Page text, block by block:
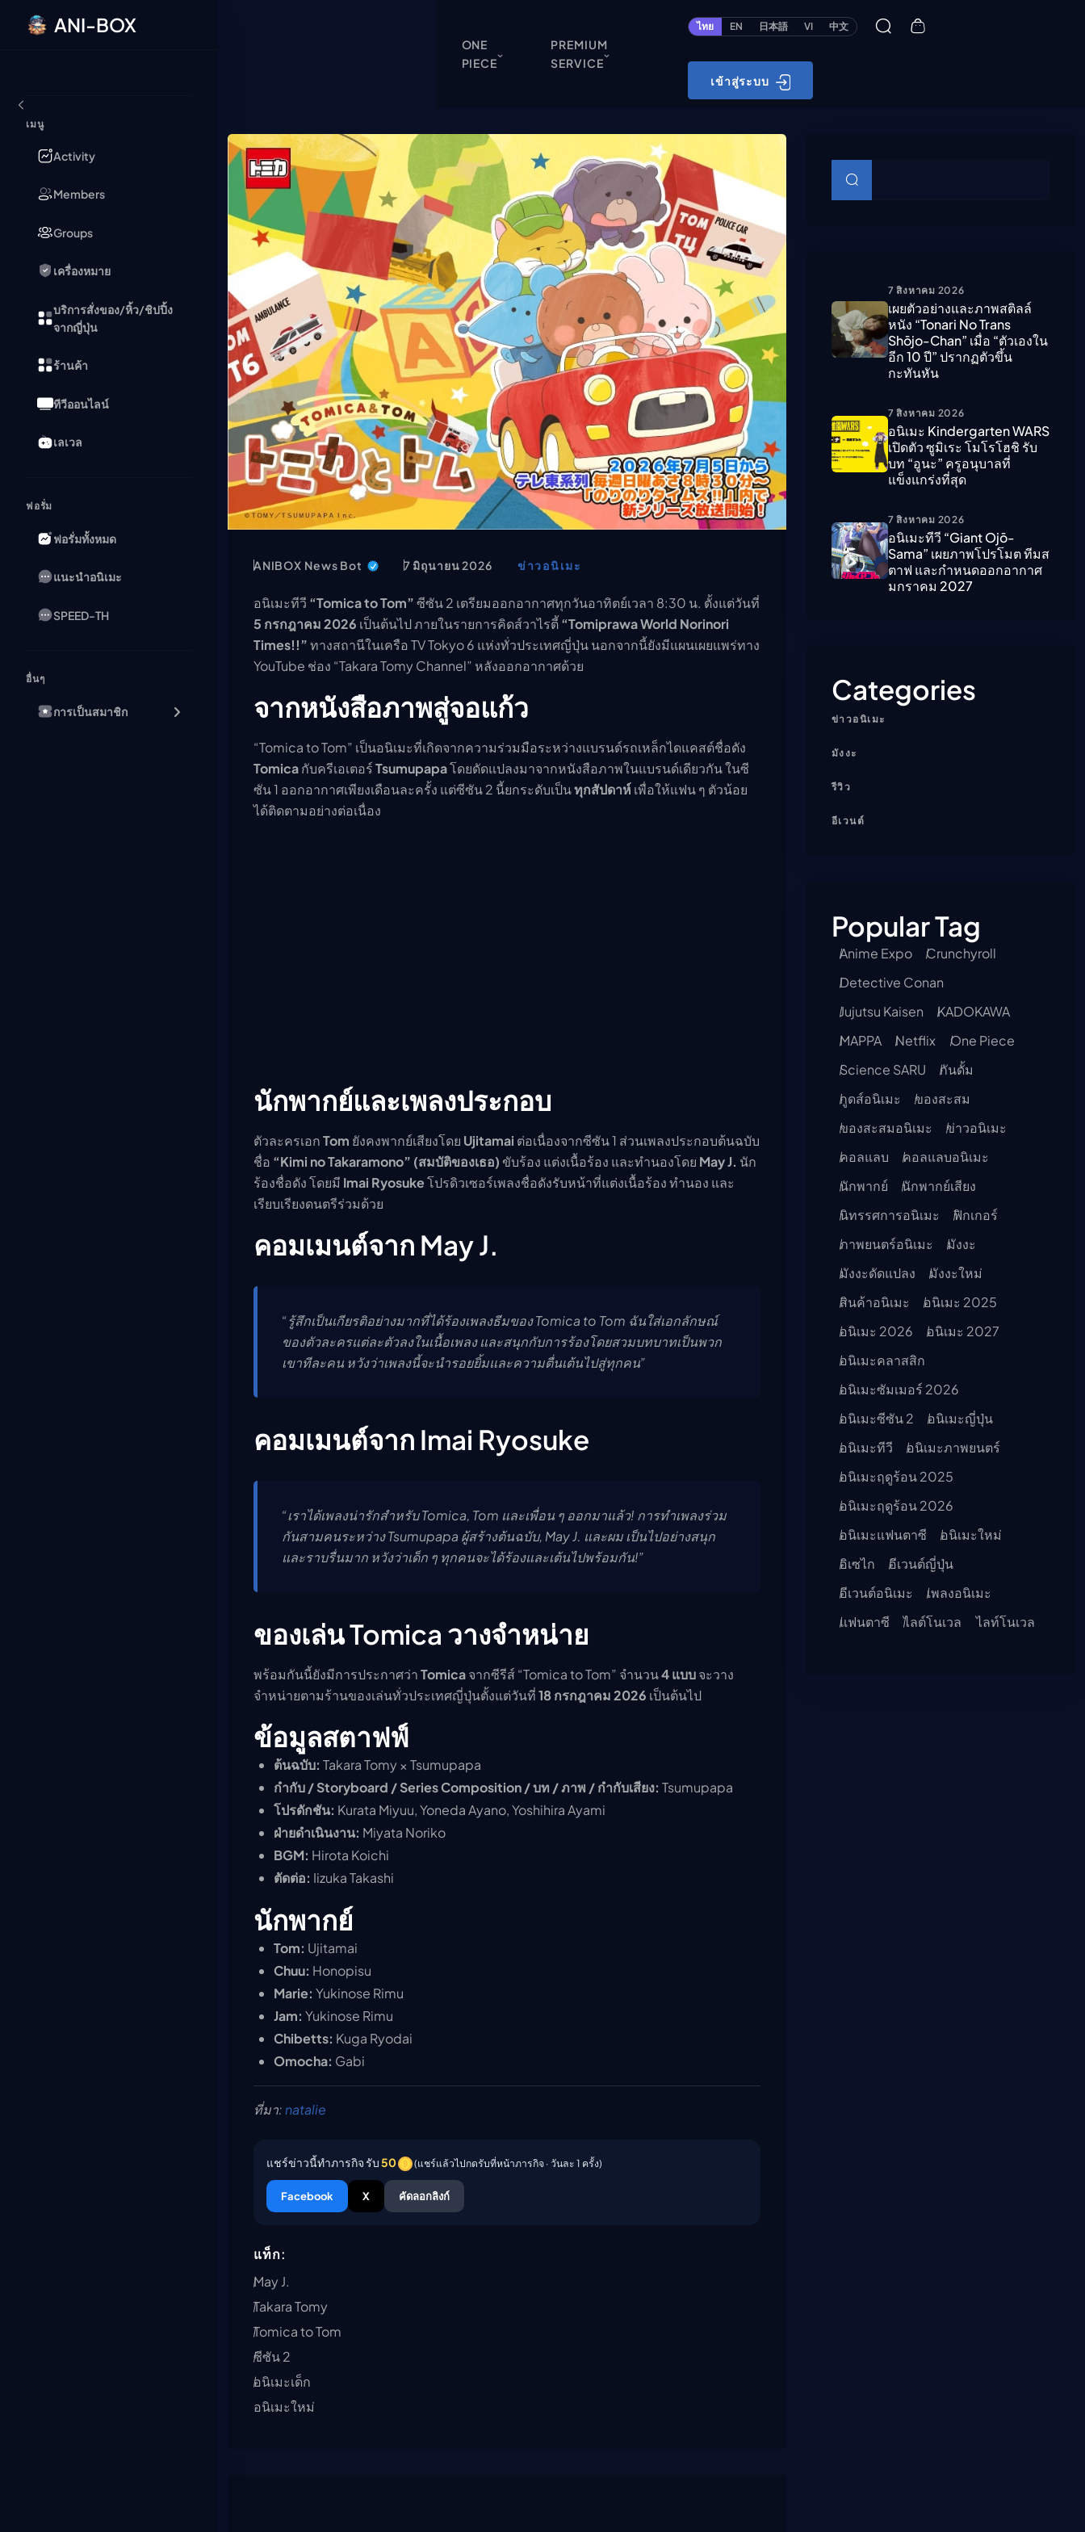
ข้ามไปยังเนื้อหา
ANI-BOX
เมนู
Activity
Members
Groups
เครื่องหมาย
บริการสั่งของ/หิ้ว/ชิปปิ้ง
จากญี่ปุ่น
ร้านค้า
ทีวีออนไลน์
เลเวล
ฟอรั่ม
ฟอรั่มทั้งหมด
แนะนำอนิเมะ
SPEED-TH
อื่นๆ
การเป็นสมาชิก
ONE
PIECE
PREMIUM
SERVICE
ไทย EN 日本語 VI 中文
เข้าสู่ระบบ
Cardlist
Collection
Deck Builder
My-Collection
Deck Library
Deck Share
PREMIUM SERVICE
ทีวีออนไลน์
แนะนำรายการทีวี
อนิเมะ
ตารางออกอากาศอนิเมะ (คืนนี้)
ตารางออกอากาศอนิเมะ
ANIBOX News Bot 7 มิถุนายน 2026 ข่าวอนิเมะ
อนิเมะทีวี “Tomica to Tom”ซีซัน 2 เตรียมออกอากาศทุกวันอาทิตย์เวลา 8:30 น. ตั้งแต่วันที่
5 กรกฎาคม 2026 เป็นต้นไป ภายในรายการคิดส์วาไรตี้“Tomiprawa World Norinori
Times!!”ทางสถานีในเครือ TV Tokyo 6 แห่งทั่วประเทศญี่ปุ่น นอกจากนี้ยังมีแผนเผยแพร่ทาง
YouTube ช่อง “Takara Tomy Channel” หลังออกอากาศด้วย
จากหนังสือภาพสู่จอแก้ว
“Tomica to Tom” เป็นอนิเมะที่เกิดจากความร่วมมือระหว่างแบรนด์รถเหล็กไดแคสต์ชื่อดัง
Tomicaกับครีเอเตอร์Tsumupapaโดยดัดแปลงมาจากหนังสือภาพในแบรนด์เดียวกัน ในซี
ซัน 1 ออกอากาศเพียงเดือนละครั้ง แต่ซีซัน 2 นี้ยกระดับเป็นทุกสัปดาห์เพื่อให้แฟน ๆ ตัวน้อย
ได้ติดตามอย่างต่อเนื่อง
นักพากย์และเพลงประกอบ
ตัวละครเอกTom ยังคงพากย์เสียงโดย Ujitamai ต่อเนื่องจากซีซัน 1 ส่วนเพลงประกอบต้นฉบับ
ชื่อ “Kimi no Takaramono” (สมบัติของเธอ)ขับร้อง แต่งเนื้อร้อง และทำนองโดย May J. นัก
ร้องชื่อดัง โดยมี Imai Ryosukeโปรดิวเซอร์เพลงชื่อดังรับหน้าที่แต่งเนื้อร้อง ทำนอง และ
เรียบเรียงดนตรีร่วมด้วย
คอมเมนต์จาก May J.
“รู้สึกเป็นเกียรติอย่างมากที่ได้ร้องเพลงธีมของ Tomica to Tom ฉันใส่เอกลักษณ์
ของตัวละครแต่ละตัวลงในเนื้อเพลง และสนุกกับการร้องโดยสวมบทบาทเป็นพวก
เขาทีละคน หวังว่าเพลงนี้จะนำรอยยิ้มและความตื่นเต้นไปสู่ทุกคน”
คอมเมนต์จาก Imai Ryosuke
“เราได้เพลงน่ารักสำหรับ Tomica, Tom และเพื่อน ๆ ออกมาแล้ว! การทำเพลงร่วม
กันสามคนระหว่าง Tsumupapa ผู้สร้างต้นฉบับ, May J. และผม เป็นไปอย่างสนุก
และราบรื่นมาก หวังว่าเด็ก ๆ ทุกคนจะได้ร้องและเต้นไปพร้อมกัน!”
ของเล่น Tomica วางจำหน่าย
พร้อมกันนี้ยังมีการประกาศว่าTomicaจากซีรีส์ “Tomica to Tom” จำนวน4 แบบจะวาง
จำหน่ายตามร้านของเล่นทั่วประเทศญี่ปุ่นตั้งแต่วันที่18 กรกฎาคม 2026 เป็นต้นไป
ข้อมูลสตาฟฟ์
ต้นฉบับ: Takara Tomy × Tsumupapa
กำกับ / Storyboard / Series Composition / บท / ภาพ / กำกับเสียง: Tsumupapa
โปรดักชัน: Kurata Miyuu, Yoneda Ayano, Yoshihira Ayami
ฝ่ายดำเนินงาน: Miyata Noriko
BGM: Hirota Koichi
ตัดต่อ: Iizuka Takashi
นักพากย์
Tom: Ujitamai
Chuu: Honopisu
Marie: Yukinose Rimu
Jam: Yukinose Rimu
Chibetts: Kuga Ryodai
Omocha: Gabi
ที่มา: natalie
แชร์ข่าวนี้ทำภารกิจ รับ50 (แชร์แล้วไปกดรับที่หน้าภารกิจ · วันละ 1 ครั้ง)
Facebook X คัดลอกลิงก์
แท็ก:
May J.
Takara Tomy
Tomica to Tom
ซีซัน 2
อนิเมะเด็ก
อนิเมะใหม่
บทความย่อย
7 สิงหาคม 2026
เผยตัวอย่างและภาพสติลล์
หนัง “Tonari No Trans
Shōjo-Chan” เมื่อ “ตัวเองใน
อีก 10 ปี” ปรากฏตัวขึ้น
กะทันหัน
7 สิงหาคม 2026
อนิเมะ Kindergarten WARS
เปิดตัว ซูมิเระ โมโรโฮชิ รับ
บท “อูนะ” ครูอนุบาลที่
แข็งแกร่งที่สุด
7 สิงหาคม 2026
อนิเมะทีวี “Giant Ojō-
Sama” เผยภาพโปรโมต ทีมส
ตาฟ และกำหนดออกอากาศ
มกราคม 2027
Categories
ข่าวอนิเมะ
มังงะ
รีวิว
อีเวนต์
Popular Tag
Anime Expo
Crunchyroll
Detective Conan
Jujutsu Kaisen
KADOKAWA
MAPPA
Netflix
One Piece
Science SARU
กันดั้ม
กูดส์อนิเมะ
ของสะสม
ของสะสมอนิเมะ
ข่าวอนิเมะ
คอลแลบ
คอลแลบอนิเมะ
นักพากย์
นักพากย์เสียง
นิทรรศการอนิเมะ
ฟิกเกอร์
ภาพยนตร์อนิเมะ
มังงะ
มังงะดัดแปลง
มังงะใหม่
สินค้าอนิเมะ
อนิเมะ 2025
อนิเมะ 2026
อนิเมะ 2027
อนิเมะคลาสสิก
อนิเมะซัมเมอร์ 2026
อนิเมะซีซัน 2
อนิเมะญี่ปุ่น
อนิเมะทีวี
อนิเมะภาพยนตร์
อนิเมะฤดูร้อน 2025
อนิเมะฤดูร้อน 2026
อนิเมะแฟนตาซี
อนิเมะใหม่
อิเซไก
อีเวนต์ญี่ปุ่น
อีเวนต์อนิเมะ
เพลงอนิเมะ
แฟนตาซี
ไลต์โนเวล ไลท์โนเวล